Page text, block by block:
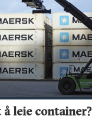
leie container?